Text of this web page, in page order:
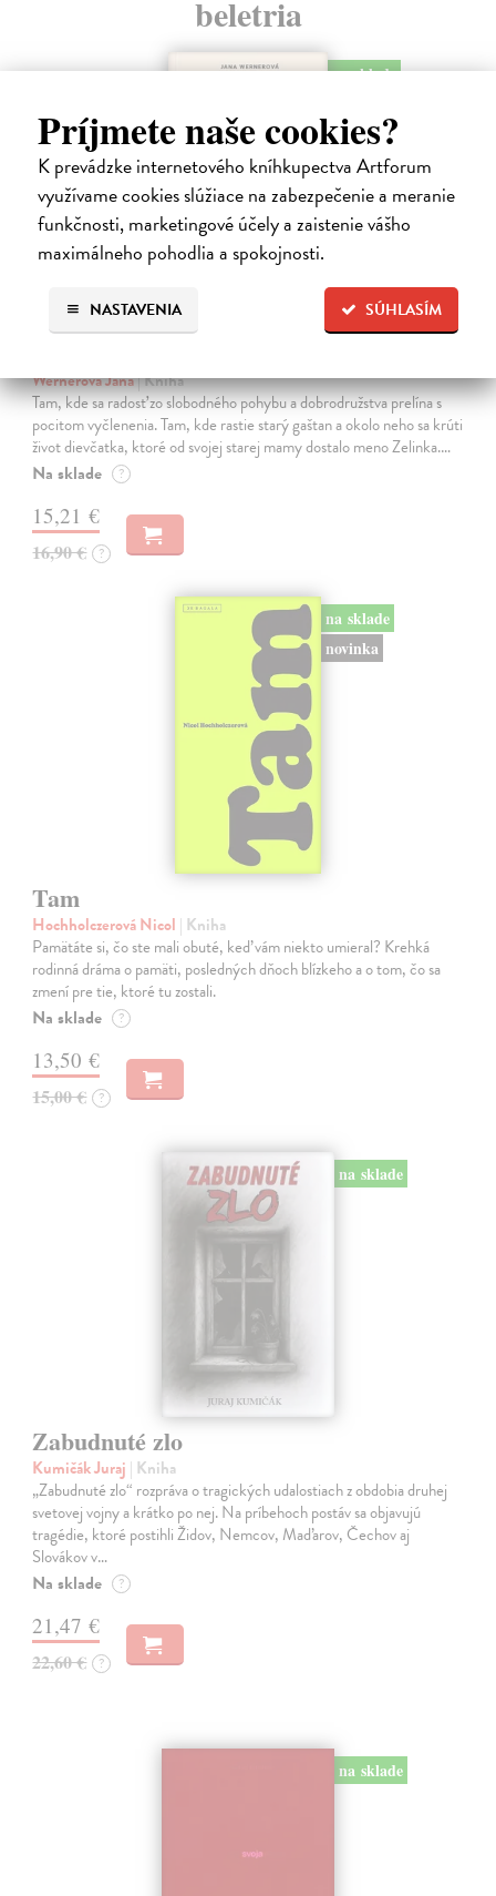
Príjmete naše cookies?
K prevádzke internetového kníhkupectva Artforum
využívame cookies slúžiace na zabezpečenie a meranie
funkčnosti, marketingové účely a zaistenie vášho
maximálneho pohodlia a spokojnosti.
SÚHLASÍM
NASTAVENIA
beletria
na sklade
Wernerová Jana| Kniha
Tam, kde sa radosť zo slobodného pohybu a dobrodružstva prelína s
pocitom vyčlenenia. Tam, kde rastie starý gaštan a okolo neho sa krúti
život dievčatka, ktoré od svojej starej mamy dostalo meno Zelinka.…
Na sklade ?
15,21 €
16,90 € ?
na sklade
novinka
Tam
Hochholczerová Nicol | Kniha
Pamätáte si, čo ste mali obuté, keď vám niekto umieral? Krehká
rodinná dráma o pamäti, posledných dňoch blízkeho a o tom, čo sa
zmení pre tie, ktoré tu zostali.
Na sklade ?
13,50 €
15,00 € ?
na sklade
Zabudnuté zlo
Kumičák Juraj | Kniha
„Zabudnuté zlo“ rozpráva o tragických udalostiach z obdobia druhej
svetovej vojny a krátko po nej. Na príbehoch postáv sa objavujú
tragédie, ktoré postihli Židov, Nemcov, Maďarov, Čechov aj
Slovákov v…
Na sklade ?
21,47 €
22,60 € ?
na sklade